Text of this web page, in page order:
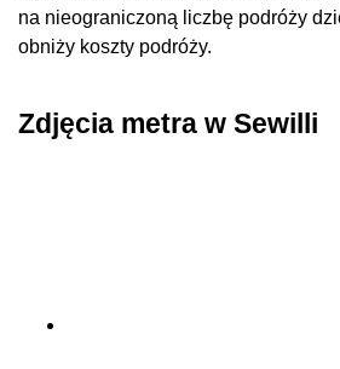
na nieograniczoną liczbę podróży
obniży koszty podróży.
Zdjęcia metra w Sewilli